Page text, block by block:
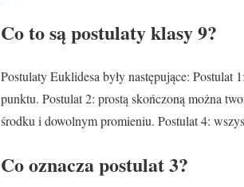
Co to są postulaty klasy 9?
Postulaty Euklidesa były następujące:
punktu. Postulat 2: prostą skończoną można
środku i dowolnym promieniu. Postulat 4:
Co oznacza postulat 3?